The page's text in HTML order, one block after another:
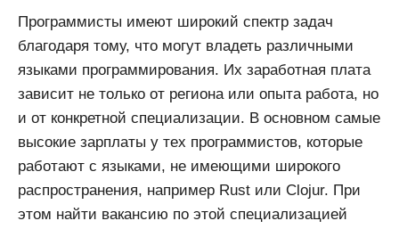
Программисты имеют широкий спектр задач
благодаря тому, что могут владеть различными
языками программирования. Их заработная плата
зависит не только от региона или опыта работа, но
и от конкретной специализации. В основном самые
высокие зарплаты у тех программистов, которые
работают с языками, не имеющими широкого
распространения, например Rust или Clojur. При
этом найти вакансию по этой специализацией